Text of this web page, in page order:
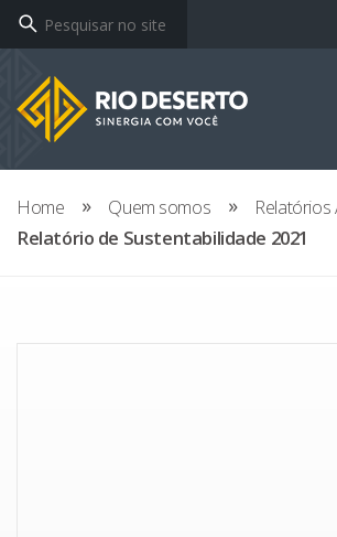
Home Quem somos
Relatórios
Relatório de Sustentabilidade 2021